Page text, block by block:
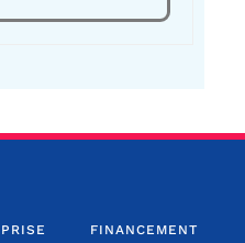
FINANCEMENT